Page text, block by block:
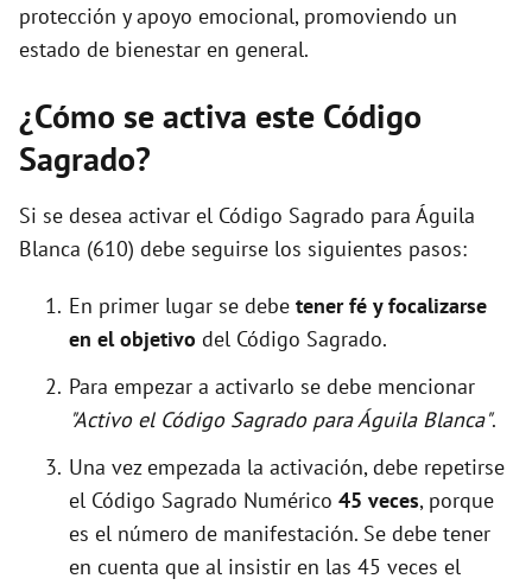
protección y apoyo emocional, promoviendo un
estado de bienestar en general.
¿Cómo se activa este Código
Sagrado?
Si se desea activar el Código Sagrado para Águila
Blanca (610) debe seguirse los siguientes pasos:
En primer lugar se debe tener fé y focalizarse
en el objetivo del Código Sagrado.
Para empezar a activarlo se debe mencionar
"Activo el Código Sagrado para Águila Blanca".
Una vez empezada la activación, debe repetirse
el Código Sagrado Numérico 45 veces, porque
es el número de manifestación. Se debe tener
en cuenta que al insistir en las 45 veces el